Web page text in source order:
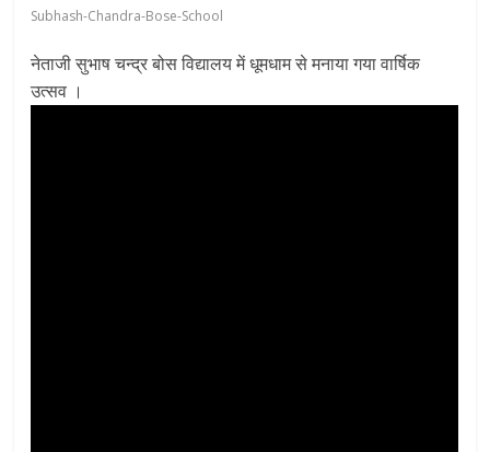
Subhash-Chandra-Bose-School
नेताजी सुभाष चन्द्र बोस विद्यालय में धूमधाम से मनाया गया वार्षिक
उत्सव ।